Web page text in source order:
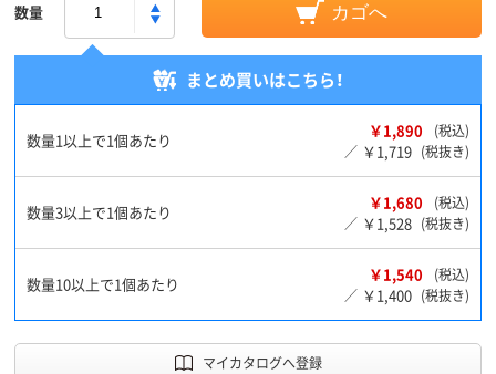
数量 カゴへ
まとめ買いはこちら！
数量1以上で1個あたり ￥1,890
(税込)
／ ￥1,719 (税抜き)
数量3以上で1個あたり ￥1,680
(税込)
／ ￥1,528 (税抜き)
数量10以上で1個あたり ￥1,540
(税込)
／ ￥1,400 (税抜き)
マイカタログへ登録